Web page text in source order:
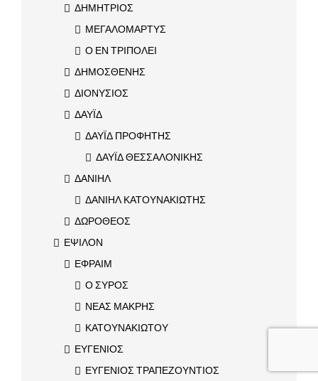
ΔΗΜΗΤΡΙΟΣ
ΜΕΓΑΛΟΜΑΡΤΥΣ
Ο ΕΝ ΤΡΙΠΟΛΕΙ
ΔΗΜΟΣΘΕΝΗΣ
ΔΙΟΝΥΣΙΟΣ
ΔΑΥΪΔ
ΔΑΥΪΔ ΠΡΟΦΗΤΗΣ
ΔΑΥΪΔ ΘΕΣΣΑΛΟΝΙΚΗΣ
ΔΑΝΙΗΛ
ΔΑΝΙΗΛ ΚΑΤΟΥΝΑΚΙΩΤΗΣ
ΔΩΡΟΘΕΟΣ
ΕΨΙΛΟΝ
ΕΦΡΑΙΜ
Ο ΣΥΡΟΣ
ΝΕΑΣ ΜΑΚΡΗΣ
ΚΑΤΟΥΝΑΚΙΩΤΟΥ
ΕΥΓΕΝΙΟΣ
ΕΥΓΕΝΙΟΣ ΤΡΑΠΕΖΟΥΝΤΙΟΣ